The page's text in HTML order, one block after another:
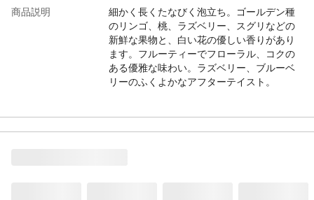
商品説明
細かく長くたなびく泡立ち。ゴールデン種
のリンゴ、桃、ラズベリー、スグリなどの
新鮮な果物と、白い花の優しい香りがあり
ます。フルーティーでフローラル、コクの
ある優雅な味わい。ラズベリー、ブルーベ
リーのふくよかなアフターテイスト。
アルコール度数
12%